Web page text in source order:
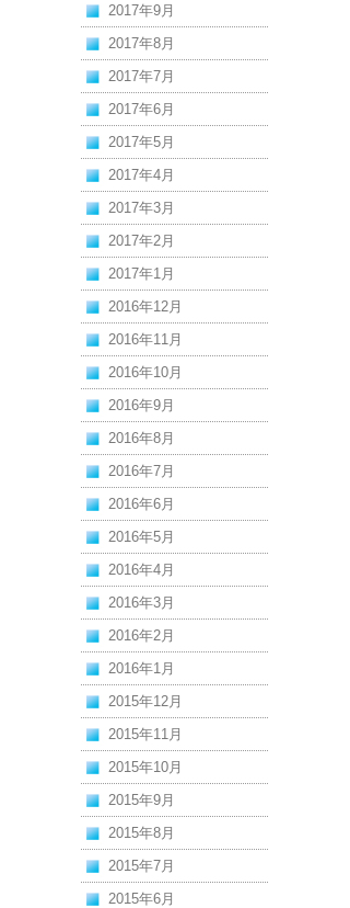
2017年9月
2017年8月
2017年7月
2017年6月
2017年5月
2017年4月
2017年3月
2017年2月
2017年1月
2016年12月
2016年11月
2016年10月
2016年9月
2016年8月
2016年7月
2016年6月
2016年5月
2016年4月
2016年3月
2016年2月
2016年1月
2015年12月
2015年11月
2015年10月
2015年9月
2015年8月
2015年7月
2015年6月